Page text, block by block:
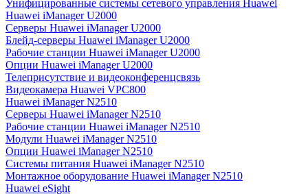
Унифицированные системы сетевого управления Huawei
Huawei iManager U2000
Серверы Huawei iManager U2000
Блейд-серверы Huawei iManager U2000
Рабочие станции Huawei iManager U2000
Опции Huawei iManager U2000
Телеприсутствие и видеоконференцсвязь
Видеокамера Huawei VPC800
Huawei iManager N2510
Серверы Huawei iManager N2510
Рабочие станции Huawei iManager N2510
Модули Huawei iManager N2510
Опции Huawei iManager N2510
Системы питания Huawei iManager N2510
Монтажное оборудование Huawei iManager N2510
Huawei eSight